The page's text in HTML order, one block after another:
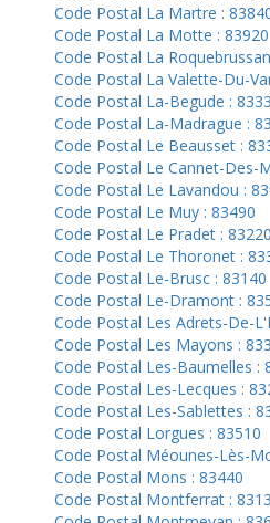
Code Postal La Martre :
Code Postal La Motte : 83920
Code Postal La
Code Postal La Valette-Du-
Code Postal La-Begude :
Code Postal La-Madrague :
Code Postal Le Beausset :
Code Postal Le Cannet-Des-
Code Postal Le Lavandou :
Code Postal Le Muy : 83490
Code Postal Le Pradet : 83220
Code Postal Le Thoronet :
Code Postal Le-Brusc : 83140
Code Postal Le-Dramont :
Code Postal Les Adrets-De-
Code Postal Les Mayons :
Code Postal Les-Baumelles :
Code Postal Les-Lecques :
Code Postal Les-Sablettes :
Code Postal Lorgues : 83510
Code Postal Méounes-Lès-
Code Postal Mons : 83440
Code Postal Montferrat :